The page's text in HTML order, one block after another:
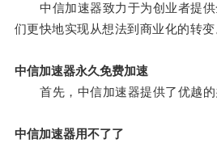
中信加速器致力于为创业者提供
们更快地实现从想法到商业化的转变
中信加速器永久免费加速
首先，中信加速器提供了优越的
中信加速器用不了了